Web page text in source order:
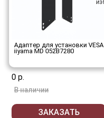
Адаптер для установки VESA
iiyama MD 052B7280
0 р.
В наличии
ЗАКАЗАТЬ